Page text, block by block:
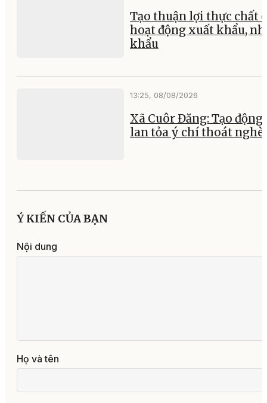
Tạo thuận lợi thực chất
hoạt động xuất khẩu,
khẩu
13:25, 08/08/2026
Xã Cuôr Đăng: Tạo động
lan tỏa ý chí thoát
Ý KIẾN CỦA BẠN
Nội dung
Họ và tên